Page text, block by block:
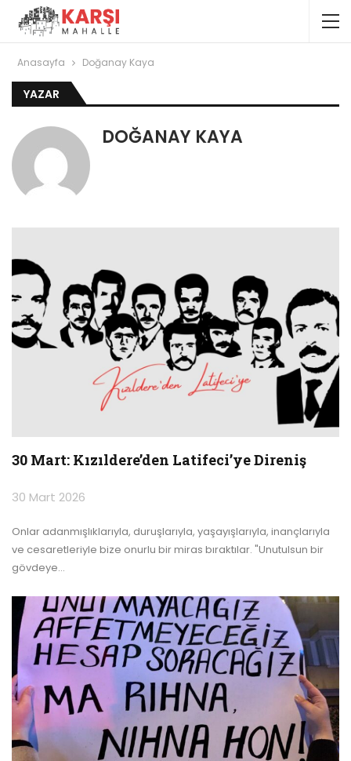
Anasayfa Doğanay Kaya
YAZAR
DOĞANAY KAYA
30 Mart: Kızıldere’den Latifeci’ye Direniş
30 Mart 2026
Onlar adanmışlıklarıyla, duruşlarıyla, yaşayışlarıyla, inançlarıyla
ve cesaretleriyle bize onurlu bir miras bıraktılar. "Unutulsun bir
gövdeye…